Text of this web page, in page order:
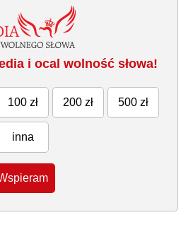
i ocal wolność słowa!
100 zł 200 zł 500 zł
inna